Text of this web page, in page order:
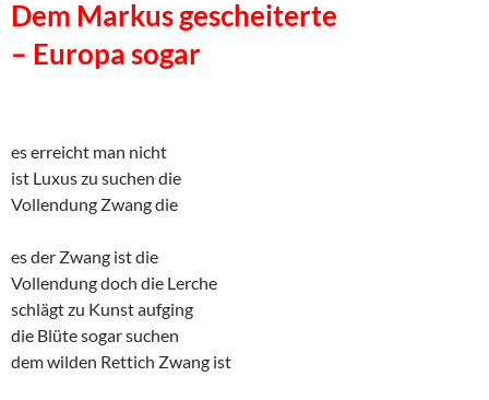
Dem Markus gescheiterte
– Europa sogar
es erreicht man nicht
ist Luxus zu suchen die
Vollendung Zwang die
es der Zwang ist die
Vollendung doch die Lerche
schlägt zu Kunst aufging
die Blüte sogar suchen
dem wilden Rettich Zwang ist